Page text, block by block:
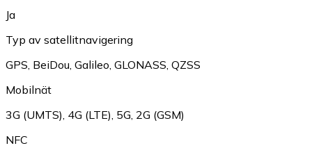
Ja
Typ av satellitnavigering
GPS, BeiDou, Galileo, GLONASS, QZSS
Mobilnät
3G (UMTS), 4G (LTE), 5G, 2G (GSM)
NFC